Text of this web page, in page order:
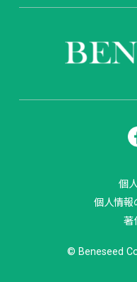
個
個人情報
著
© Beneseed